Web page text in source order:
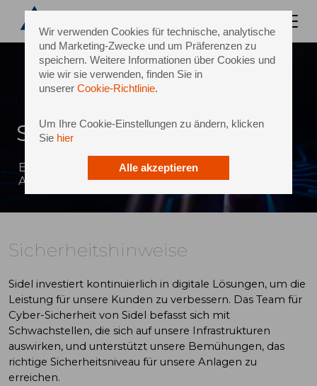
Wir verwenden Cookies für technische, analytische
und Marketing-Zwecke und um Präferenzen zu
speichern. Weitere Informationen über Cookies und
wie wir sie verwenden, finden Sie in
unserer Cookie-Richtlinie.
Um Ihre Cookie-Einstellungen zu ändern, klicken
Sie hier
Alle akzeptieren
Sicherheitshinweise
Erhalt des Schutzes und der Sicherheit der
Anlagen und Services von Sidel
Sicherheitshinweise
Sidel investiert kontinuierlich in digitale Lösungen, um die
Leistung für unsere Kunden zu verbessern. Das Team für
Cyber-Sicherheit von Sidel befasst sich mit
Schwachstellen, die sich auf unsere Infrastrukturen
auswirken, und unterstützt unsere Bemühungen, das
richtige Sicherheitsniveau für unsere Anlagen zu
erreichen.